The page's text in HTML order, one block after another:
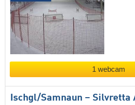
1 webcam
Ischgl/​Samnaun – Silvretta